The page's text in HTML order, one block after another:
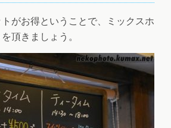
がお得ということで、ミックスホ
頂きましょう。